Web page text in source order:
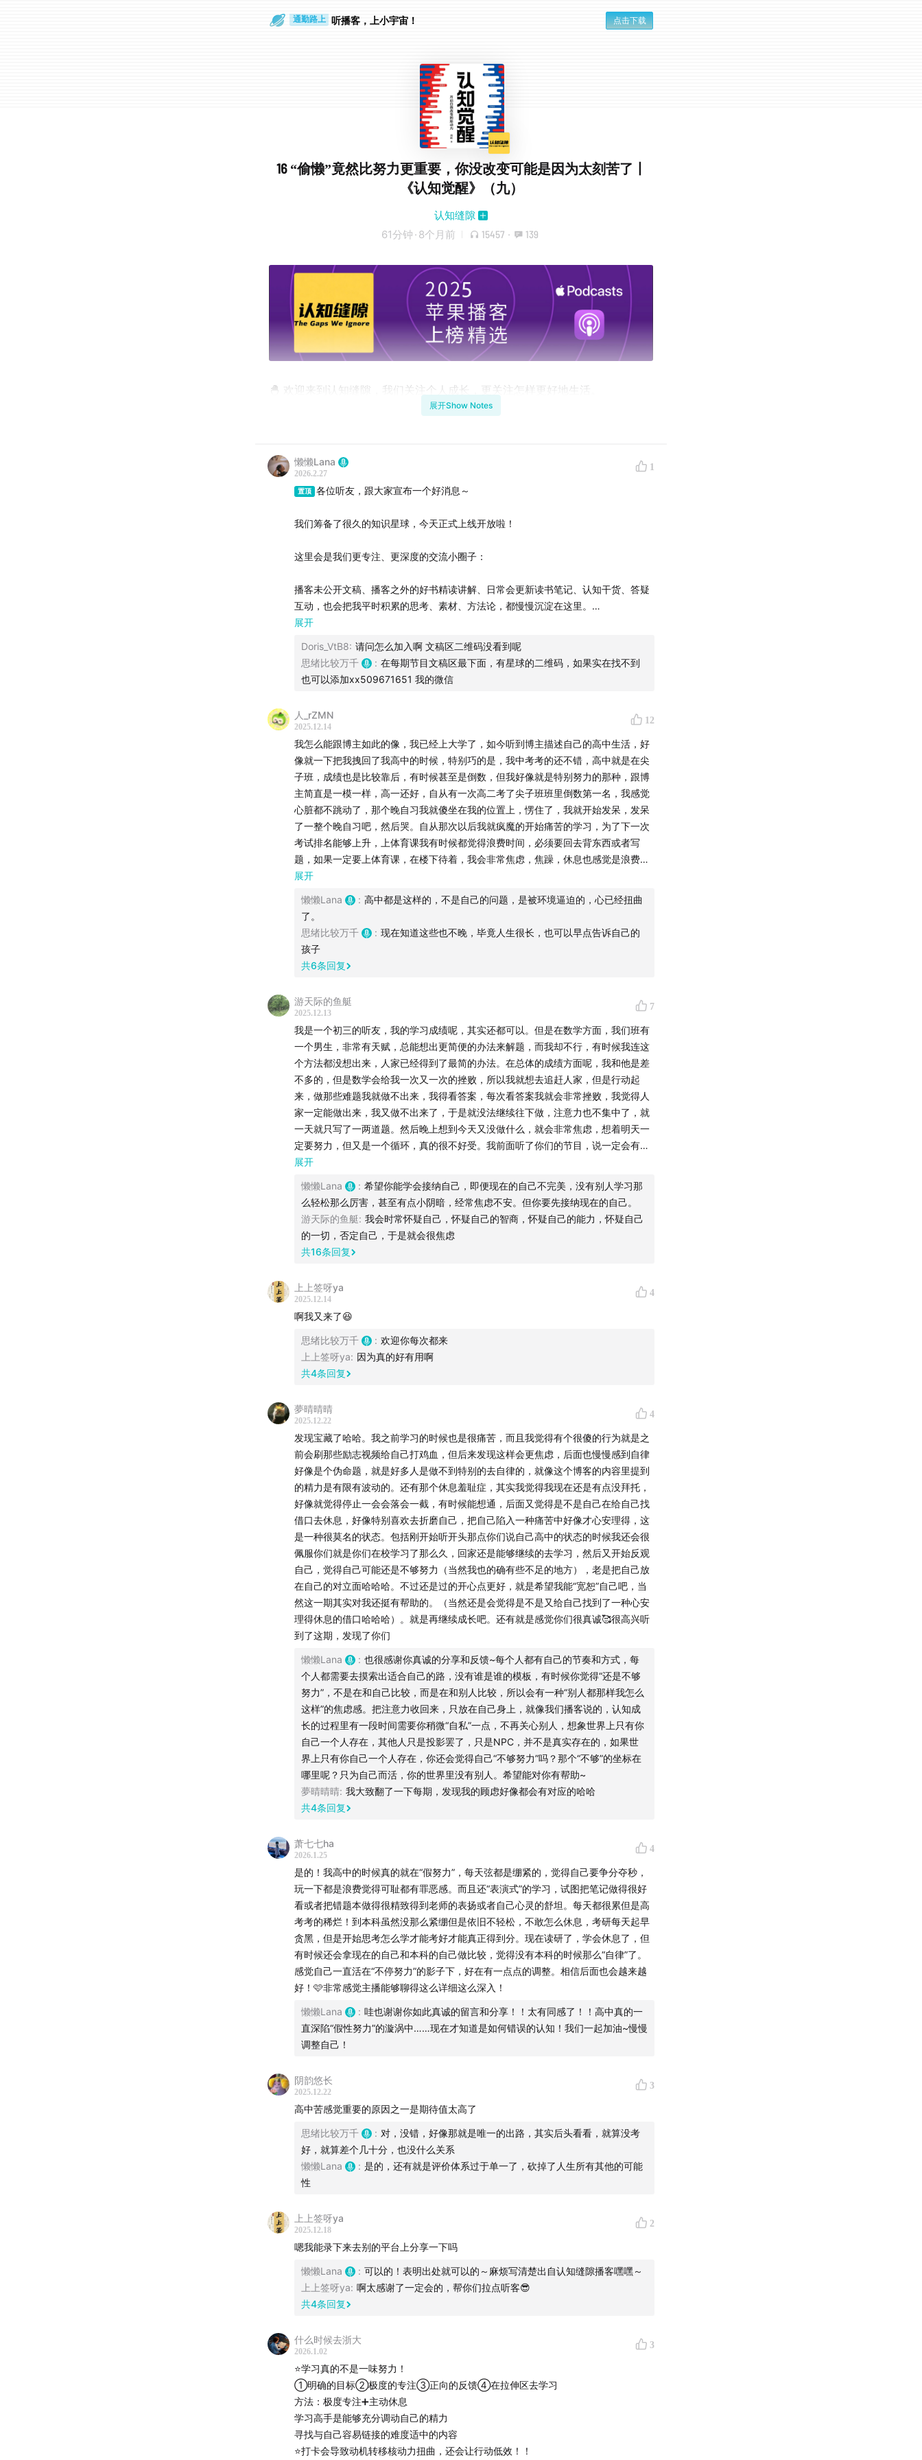
通勤路上 听播客，上小宇宙！ 点击下载
16 “偷懒”竟然比努力更重要，你没改变可能是因为太刻苦了丨
《认知觉醒》（九）
认知缝隙
61分钟 · 8个月前 15457 · 139
🐣 欢迎来到认知缝隙，我们关注个人成长，更关注怎样更好地生活。
其中我们聊到了决定学习效果的四个关键能力——匹配、深度、关联、体系；那
这一期，我们同样聊一聊跟学习力这个话题有关的三件事情：休息、打卡、反
你有启发，可以帮到你！
---------------------------
欢迎在以下平台关注我们：
知识星球🌍：认知缝隙
小红书🍠：认知缝隙
---------------------------
Part 1：两位主播努力的故事以及启发 ❤️
学习不是一味的努力，你没成功，很大可能是你太刻苦、太勤奋了！如果
谁还在让你一直持续的努力，请你大胆地怼回去！
保持专注需要花费精力，而我们的精力是有限的，它就像一桶水，有的人
总量多些，有的人少些，如果在困难的事情上消耗精力，精力桶的水位就会慢慢
那些持续刻苦、争分夺秒、舍不得休息一下的人，他们的精力总量势必呈一条持
续下降的曲线。
这件事的过程中感受到的多是痛苦而不是乐趣，导致精力消耗严重。
下来主动休息，这反而使他们精力桶的水位得到快速回升。他们的精力曲线呈波
浪状，这种循环能使精力水平一直保持在高位。
Part 2：我们到底该怎么学习呢？科学的学习方法究竟是什么呢？ ❤️
高效学习的关键在于保持极度专注，而不是靠意志力苦苦支撑。
因此，最科学的学习方法是：极度专注+主动休息，两者互相交替，不断循环。
我们保持高效休息的秘诀是：主动休息，不要等累了再去休息。
番茄工作法的奥秘。
Part 3：不要迷恋打卡，打卡打不出未来 ❤️
打卡让做一件事的动机转移：将完成打卡等同于完成目标，导致行动动机
追求成长转移到应付任务。
打卡让我们行动低效：单纯地依赖打卡，不仅会转移行动的动机，扭曲行
动的动机，还会降低行动的效能。
因为人类有个很重要的心理机制—认知闭合需求，就是指当我们面对一个模糊的
问题时，就有给问题找出一个明确的答案的欲望，就是赶紧找个答案让这件事终
结，不管这个答案是对是错。
打卡让我们产生任务心态，总想着什么时候能结束，导致不能专注当下，
46:23 那既然打卡影响动机，我们该怎么做呢？
1、用记录代替打卡；2、设下限，不设上限
Part 4：反馈：是时候告诉你什么是真正的学习了 ❤️
会给你带来强烈的成就感和继续行动的欲望。
如果有了作品意识和作品（包括但不限于：解决一个问题、跟别人聊明白
一个话题、写一篇文章、做了一个视频、录了音频等等都算）害怕输出了之后被
嘲笑怎么办？
展开Show Notes
懒懒Lana
2026.2.27
1
置顶 各位听友，跟大家宣布一个好消息～
我们筹备了很久的知识星球，今天正式上线开放啦！
这里会是我们更专注、更深度的交流小圈子：
播客未公开文稿、播客之外的好书精读讲解、日常会更新读书笔记、认知干货、答疑
互动，也会把我平时积累的思考、素材、方法论，都慢慢沉淀在这里。
欢迎愿意同行的你加入，期待在星球里和你相遇❤️
🌍这是一个带领大家建立自己知识库的星球
🌟 星球价值：
🌈 播客文字精华：让知识“看得见”✔️
1️⃣ 这里有「认知缝隙」播客内容的文字版精华及相关书籍笔记，方便你随时查阅、反
复咀嚼。
2️⃣ 结合播客音频，你可以“听”懂观点，“看”清逻辑，让知识吸收效率翻倍。
🌈 好书精读：每年数十本，为你省时间✔️
1️⃣ 定期为你带来好书的语音精讲+深度文章分析。
2️⃣ 帮你提炼核心观点、拆解实用方法，让你用最少的时间，收获最精华的知识，方便
🌈 六大能力体系：构建你的成长护城河✔️
我们聚焦于个人成长最核心的五大维度，提供系统的知识与工具：
1️⃣ 自识力：帮你看清自己的天赋、局限与核心需求，找到人生方向。
2️⃣ 学习力：掌握高效学习方法，告别低水平勤奋。
3️⃣ 思考力：提升认知思维，穿透表象，直击本质。
4️⃣ 情绪力：学会与情绪共处，做自己情绪的主人。
5️⃣ 行动力：打破拖延，把想法变成结果，实现知行合一。
6️⃣ 沟通力：提升表达与倾听能力，建立高质量的人际关系和影响力。
🌈 觉察记录：在日常中遇见更好的自己✔️
1️⃣ 我会带领大家进行觉察记录，通过每日反思与复盘，把成长融入生活的每一个瞬
2️⃣ 在这里，你不是一个人在战斗，我们互相陪伴、彼此见证，在成长的路上不再孤
单。
🤝 加入我们，你将获得❤
1️⃣ 高效的成长系统：不再零散、拼凑式学习，而是构建属于自己的知识体系。
2️⃣ 高质量的陪伴社群：与同频的伙伴交流，在互助中，共同进步。
3️⃣ 主理人的深度陪伴：我们会定期在星球内答疑、分享，为你的成长保驾护航。
如果你也渴望在这个快节奏的世界里，慢下来，沉下去，真正实现自我迭代，那么，
欢迎你加入我们的知识星球，一起成为更好的自己。❤
ps：可扫描文稿区二维码加入知识星球或联系主播获取加入方式～前100名有特殊优
惠呦！
展开
Doris_VtB8: 请问怎么加入啊 文稿区二维码没看到呢
思绪比较万千
: 在每期节目文稿区最下面，有星球的二维码，如果实在找不到
也可以添加xx509671651 我的微信
人_rZMN
2025.12.14
12
我怎么能跟博主如此的像，我已经上大学了，如今听到博主描述自己的高中生活，好
像就一下把我拽回了我高中的时候，特别巧的是，我中考考的还不错，高中就是在尖
子班，成绩也是比较靠后，有时候甚至是倒数，但我好像就是特别努力的那种，跟博
主简直是一模一样，高一还好，自从有一次高二考了尖子班班里倒数第一名，我感觉
心脏都不跳动了，那个晚自习我就傻坐在我的位置上，愣住了，我就开始发呆，发呆
了一整个晚自习吧，然后哭。自从那次以后我就疯魔的开始痛苦的学习，为了下一次
考试排名能够上升，上体育课我有时候都觉得浪费时间，必须要回去背东西或者写
题，如果一定要上体育课，在楼下待着，我会非常焦虑，焦躁，休息也感觉是浪费时
间，我必须分秒不争的去学习，去写题，在我极度的压迫自己，逼自己去学习之后，
排名，是151.2名，我忘不掉这个排名了，学校的规定是前150名可以继续留在尖子
班，所以我滚动去了平行班，同学，老师都换人了，又得开始适应新环境，我非常痛
苦，接下来更用力的去逼自己学习，接下来甚至严重到，三四点睡，早上7点半起，
写完作业以后，开始复习数学的等比数列，一堆，然后又去学校听课，上课也从来不
睡觉，给外界的表像好像是真的特别努力，那个谁知道我凌晨不睡觉，做数学题的效
力就这样一点一点被耗光，我一直以为休息是可耻的，我都这么差了，我凭什么有资
格休息？我没有资格休息，可是越不休息，我的效率就越低，效率越低越学不进去，
我越告诉自己要学进去，反而越来越学不进去，真的快要把自己逼疯了。我让自己越
来越痛苦，也让自己离成功越来越远。
展开
懒懒Lana : 高中都是这样的，不是自己的问题，是被环境逼迫的，心已经扭曲
了。
思绪比较万千
: 现在知道这些也不晚，毕竟人生很长，也可以早点告诉自己的
孩子
共6条回复
游天际的鱼艇
2025.12.13
7
我是一个初三的听友，我的学习成绩呢，其实还都可以。但是在数学方面，我们班有
一个男生，非常有天赋，总能想出更简便的办法来解题，而我却不行，有时候我连这
个方法都没想出来，人家已经得到了最简的办法。在总体的成绩方面呢，我和他是差
不多的，但是数学会给我一次又一次的挫败，所以我就想去追赶人家，但是行动起
来，做那些难题我就做不出来，我得看答案，每次看答案我就会非常挫败，我觉得人
家一定能做出来，我又做不出来了，于是就没法继续往下做，注意力也不集中了，就
一天就只写了一两道题。然后晚上想到今天又没做什么，就会非常焦虑，想着明天一
定要努力，但又是一个循环，真的很不好受。我前面听了你们的节目，说一定会有一
个平台期，而且在积累的时候一定是先慢后快，但这段时间好难熬啊。大家都说高中
不行，尤其是看到那个很有天赋的男生，他在其他方面如果也比我想出方法更快，我
就会非常焦虑，我承认我自己的阴暗，但我还是希望各位主播们能给我一些建议。我
听前期主播们的分析，觉得非常深刻，也非常能引起共鸣，我觉得你们一定是非常有
经验的、有智慧的主播们，我没有办法和别人去分享这些，他们不会理解我，也不会
给我真正的建议，所以我真的真的希望各位主播能抽出一点点时间来回复 非常感谢在
展开
懒懒Lana : 希望你能学会接纳自己，即便现在的自己不完美，没有别人学习那
么轻松那么厉害，甚至有点小阴暗，经常焦虑不安。但你要先接纳现在的自己。
游天际的鱼艇: 我会时常怀疑自己，怀疑自己的智商，怀疑自己的能力，怀疑自己
的一切，否定自己，于是就会很焦虑
共16条回复
上上签呀ya
2025.12.14
4
啊我又来了😆
思绪比较万千 : 欢迎你每次都来
上上签呀ya: 因为真的好有用啊
共4条回复
夢晴晴晴
2025.12.22
4
发现宝藏了哈哈。我之前学习的时候也是很痛苦，而且我觉得有个很傻的行为就是之
前会刷那些励志视频给自己打鸡血，但后来发现这样会更焦虑，后面也慢慢感到自律
好像是个伪命题，就是好多人是做不到特别的去自律的，就像这个博客的内容里提到
的精力是有限有波动的。还有那个休息羞耻症，其实我觉得我现在还是有点没拜托，
好像就觉得停止一会会落会一截，有时候能想通，后面又觉得是不是自己在给自己找
借口去休息，好像特别喜欢去折磨自己，把自己陷入一种痛苦中好像才心安理得，这
是一种很莫名的状态。包括刚开始听开头那点你们说自己高中的状态的时候我还会很
佩服你们就是你们在校学习了那么久，回家还是能够继续的去学习，然后又开始反观
自己，觉得自己可能还是不够努力（当然我也的确有些不足的地方），老是把自己放
在自己的对立面哈哈哈。不过还是过的开心点更好，就是希望我能“宽恕”自己吧，当
然这一期其实对我还挺有帮助的。（当然还是会觉得是不是又给自己找到了一种心安
理得休息的借口哈哈哈）。就是再继续成长吧。还有就是感觉你们很真诚🥰很高兴听
到了这期，发现了你们
懒懒Lana : 也很感谢你真诚的分享和反馈~每个人都有自己的节奏和方式，每
个人都需要去摸索出适合自己的路，没有谁是谁的模板，有时候你觉得“还是不够
努力”，不是在和自己比较，而是在和别人比较，所以会有一种“别人都那样我怎么
这样”的焦虑感。把注意力收回来，只放在自己身上，就像我们播客说的，认知成
长的过程里有一段时间需要你稍微“自私”一点，不再关心别人，想象世界上只有你
自己一个人存在，其他人只是投影罢了，只是NPC，并不是真实存在的，如果世
界上只有你自己一个人存在，你还会觉得自己“不够努力”吗？那个“不够”的坐标在
哪里呢？只为自己而活，你的世界里没有别人。希望能对你有帮助~
夢晴晴晴: 我大致翻了一下每期，发现我的顾虑好像都会有对应的哈哈
共4条回复
萧七七ha
2026.1.25
4
是的！我高中的时候真的就在“假努力”，每天弦都是绷紧的，觉得自己要争分夺秒，
玩一下都是浪费觉得可耻都有罪恶感。而且还“表演式”的学习，试图把笔记做得很好
看或者把错题本做得很精致得到老师的表扬或者自己心灵的舒坦。每天都很累但是高
考考的稀烂！到本科虽然没那么紧绷但是依旧不轻松，不敢怎么休息，考研每天起早
贪黑，但是开始思考怎么学才能考好才能真正得到分。现在读研了，学会休息了，但
有时候还会拿现在的自己和本科的自己做比较，觉得没有本科的时候那么“自律”了。
感觉自己一直活在“不停努力”的影子下，好在有一点点的调整。相信后面也会越来越
好！🩷非常感觉主播能够聊得这么详细这么深入！
懒懒Lana : 哇也谢谢你如此真诚的留言和分享！！太有同感了！！高中真的一
直深陷“假性努力”的漩涡中……现在才知道是如何错误的认知！我们一起加油~慢慢
调整自己！
阴韵悠长
2025.12.22
3
高中苦感觉重要的原因之一是期待值太高了
思绪比较万千 : 对，没错，好像那就是唯一的出路，其实后头看看，就算没考
好，就算差个几十分，也没什么关系
懒懒Lana
: 是的，还有就是评价体系过于单一了，砍掉了人生所有其他的可能
性
上上签呀ya
2025.12.18
2
嗯我能录下来去别的平台上分享一下吗
懒懒Lana : 可以的！表明出处就可以的～麻烦写清楚出自认知缝隙播客嘿嘿～
上上签呀ya: 啊太感谢了一定会的，帮你们拉点听客😎
共4条回复
什么时候去浙大
2026.1.02
3
⭐学习真的不是一味努力！
①明确的目标②极度的专注③正向的反馈④在拉伸区去学习
方法：极度专注➕主动休息
学习高手是能够充分调动自己的精力
寻找与自己容易链接的难度适中的内容
⭐打卡会导致动机转移核动力扭曲，还会让行动低效！！